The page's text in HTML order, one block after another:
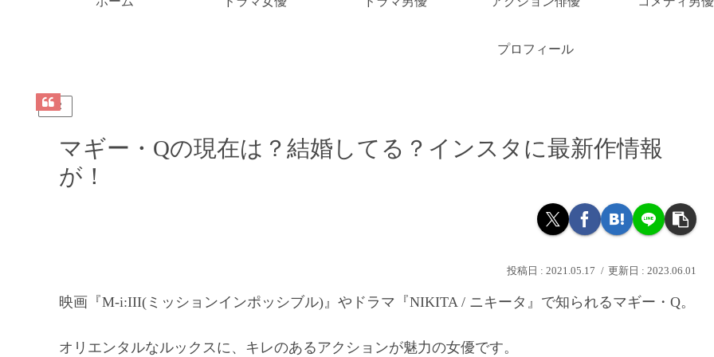
プロフィール
PR
マギー・Qの現在は？結婚してる？インスタに最新作情報
が！
2021.05.17 2023.06.01
映画『M-i:III(ミッションインポッシブル)』やドラマ『NIKITA / ニキータ』で知られるマギー・Q。
オリエンタルなルックスに、キレのあるアクションが魅力の女優です。